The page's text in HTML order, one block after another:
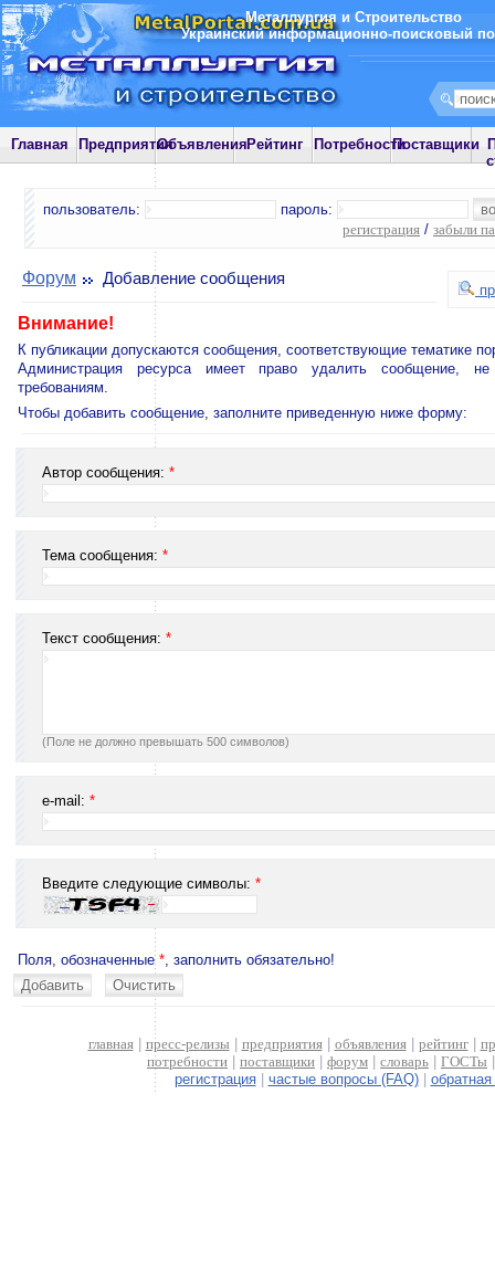
Металлургия и Строительство
Украинский информационно-поисковый
Главная ПредприятияОбъявленияРейтинг ПотребностиПоставщики
пользователь:
пароль:
регистрация / забыли
Форум Добавление сообщения
Внимание!
К публикации допускаются сообщения, соответствующие тематике
Администрация ресурса имеет право удалить сообщение,
требованиям.
Чтобы добавить сообщение, заполните приведенную ниже форму:
Автор сообщения: *
Тема сообщения: *
Текст сообщения: *
(Поле не должно превышать 500 символов)
e-mail: *
Введите следующие символы: *
Поля, обозначенные *, заполнить обязательно!
главная| пресс-релизы предприятия| объявления| рейтинг|
потребности
поставщики форум словарь ГОСТы
регистрация| частые вопросы (FAQ)| обратная